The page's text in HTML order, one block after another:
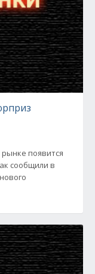
появится
сообщили в